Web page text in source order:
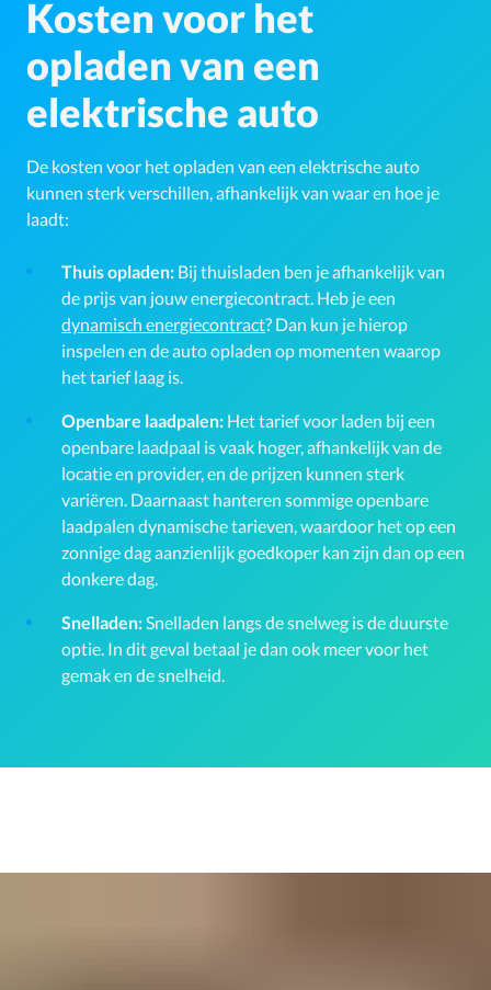
Kosten voor het
opladen van een
elektrische auto
De kosten voor het opladen van een elektrische auto
kunnen sterk verschillen, afhankelijk van waar en hoe je
laadt:
Thuis opladen: Bij thuisladen ben je afhankelijk van
de prijs van jouw energiecontract. Heb je een
dynamisch energiecontract? Dan kun je hierop
inspelen en de auto opladen op momenten waarop
het tarief laag is.
Openbare laadpalen: Het tarief voor laden bij een
openbare laadpaal is vaak hoger, afhankelijk van de
locatie en provider, en de prijzen kunnen sterk
variëren. Daarnaast hanteren sommige openbare
laadpalen dynamische tarieven, waardoor het op een
zonnige dag aanzienlijk goedkoper kan zijn dan op een
donkere dag.
Snelladen: Snelladen langs de snelweg is de duurste
optie. In dit geval betaal je dan ook meer voor het
gemak en de snelheid.